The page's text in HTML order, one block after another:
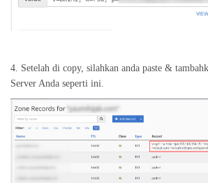
4. Setelah di copy, silahkan anda paste &
Server Anda seperti ini.